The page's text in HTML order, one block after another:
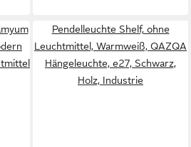
Pendelleuchte Shelf, ohne
Leuchtmittel, Warmweiß, QAZQA
Hängeleuchte, e27, Schwarz,
Holz, Industrie